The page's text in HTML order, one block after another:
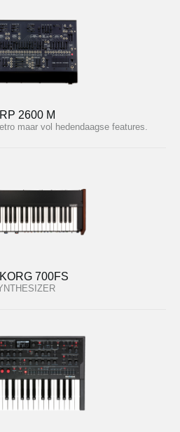
2600 M
maar vol hedendaagse features.
700FS